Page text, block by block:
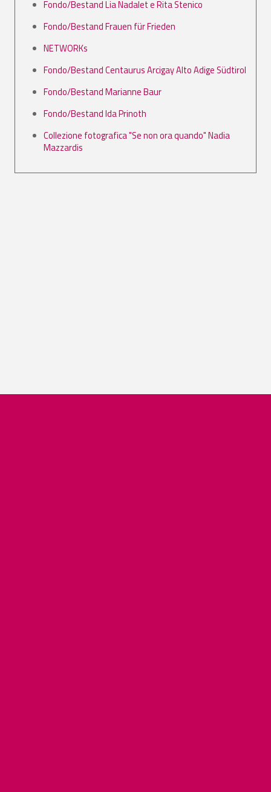
Fondo/Bestand Lia Nadalet e Rita Stenico
Fondo/Bestand Frauen für Frieden
NETWORKs
Fondo/Bestand Centaurus Arcigay Alto Adige Südtirol
Fondo/Bestand Marianne Baur
Fondo/Bestand Ida Prinoth
Collezione fotografica "Se non ora quando" Nadia
Mazzardis